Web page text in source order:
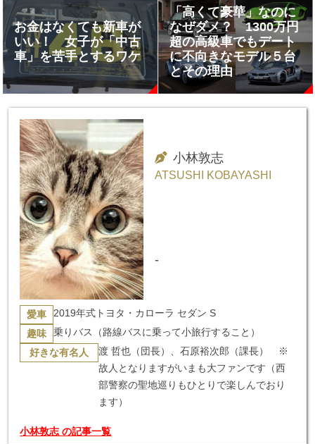
お金はなくても新車が
いい！ 女子が「中古
車」を苦手とするワケ
「高くて豪華」なのに
なぜダメ？ 1300万円
超の高級車でもデート
に不向きなモデル５台
とその理由
小林敦志
ATSUSHI KOBAYASHI
-
愛車 2019年式トヨタ・カローラ セダン S
趣味 乗りバス（路線バスに乗って小旅行すること）
好きな有名人
渡 哲也（団長）、石原裕次郎（課長） ※
故人となりますがいまも大ファンです（西
部警察の聖地巡りもひとりで楽しんでおり
ます）
小林敦志 の記事一覧